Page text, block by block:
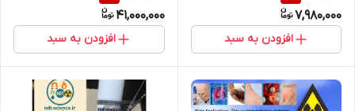
7,980,000
افزودن به سبد
UT663B
41,000,000
افزودن به سبد